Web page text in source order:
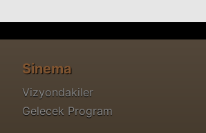
Sinema
Vizyondakiler
Gelecek Program